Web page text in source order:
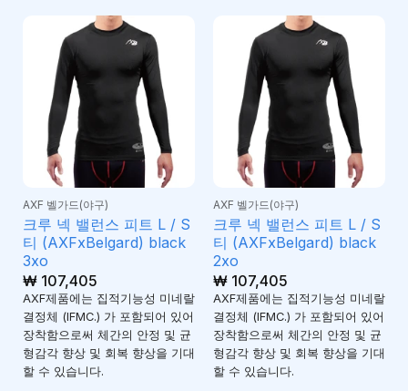
AXF 벨가드(야구)
크루 넥 밸런스 피트 L / S
티 (AXFxBelgard) black
3xo
₩107,405
AXF제품에는 집적기능성 미네랄
결정체 (IFMC.) 가 포함되어 있어
장착함으로써 체간의 안정 및 균
형감각 향상 및 회복 향상을 기대
할 수 있습니다.
AXF 벨가드(야구)
크루 넥 밸런스 피트 L / S
티 (AXFxBelgard) black
2xo
₩107,405
AXF제품에는 집적기능성 미네랄
결정체 (IFMC.) 가 포함되어 있어
장착함으로써 체간의 안정 및 균
형감각 향상 및 회복 향상을 기대
할 수 있습니다.